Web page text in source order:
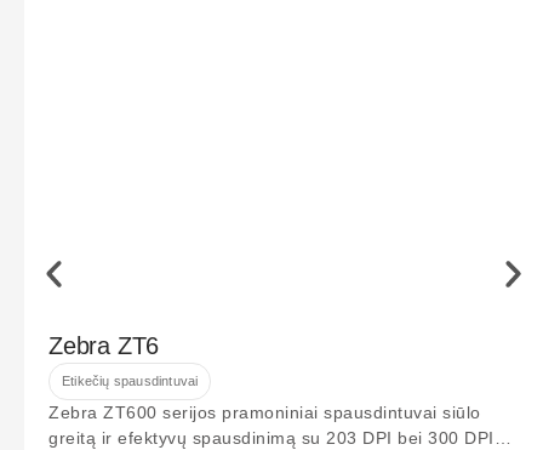
Zebra ZT6
Etikečių spausdintuvai
Zebra ZT600 serijos pramoniniai spausdintuvai siūlo
greitą ir efektyvų spausdinimą su 203 DPI bei 300 DPI